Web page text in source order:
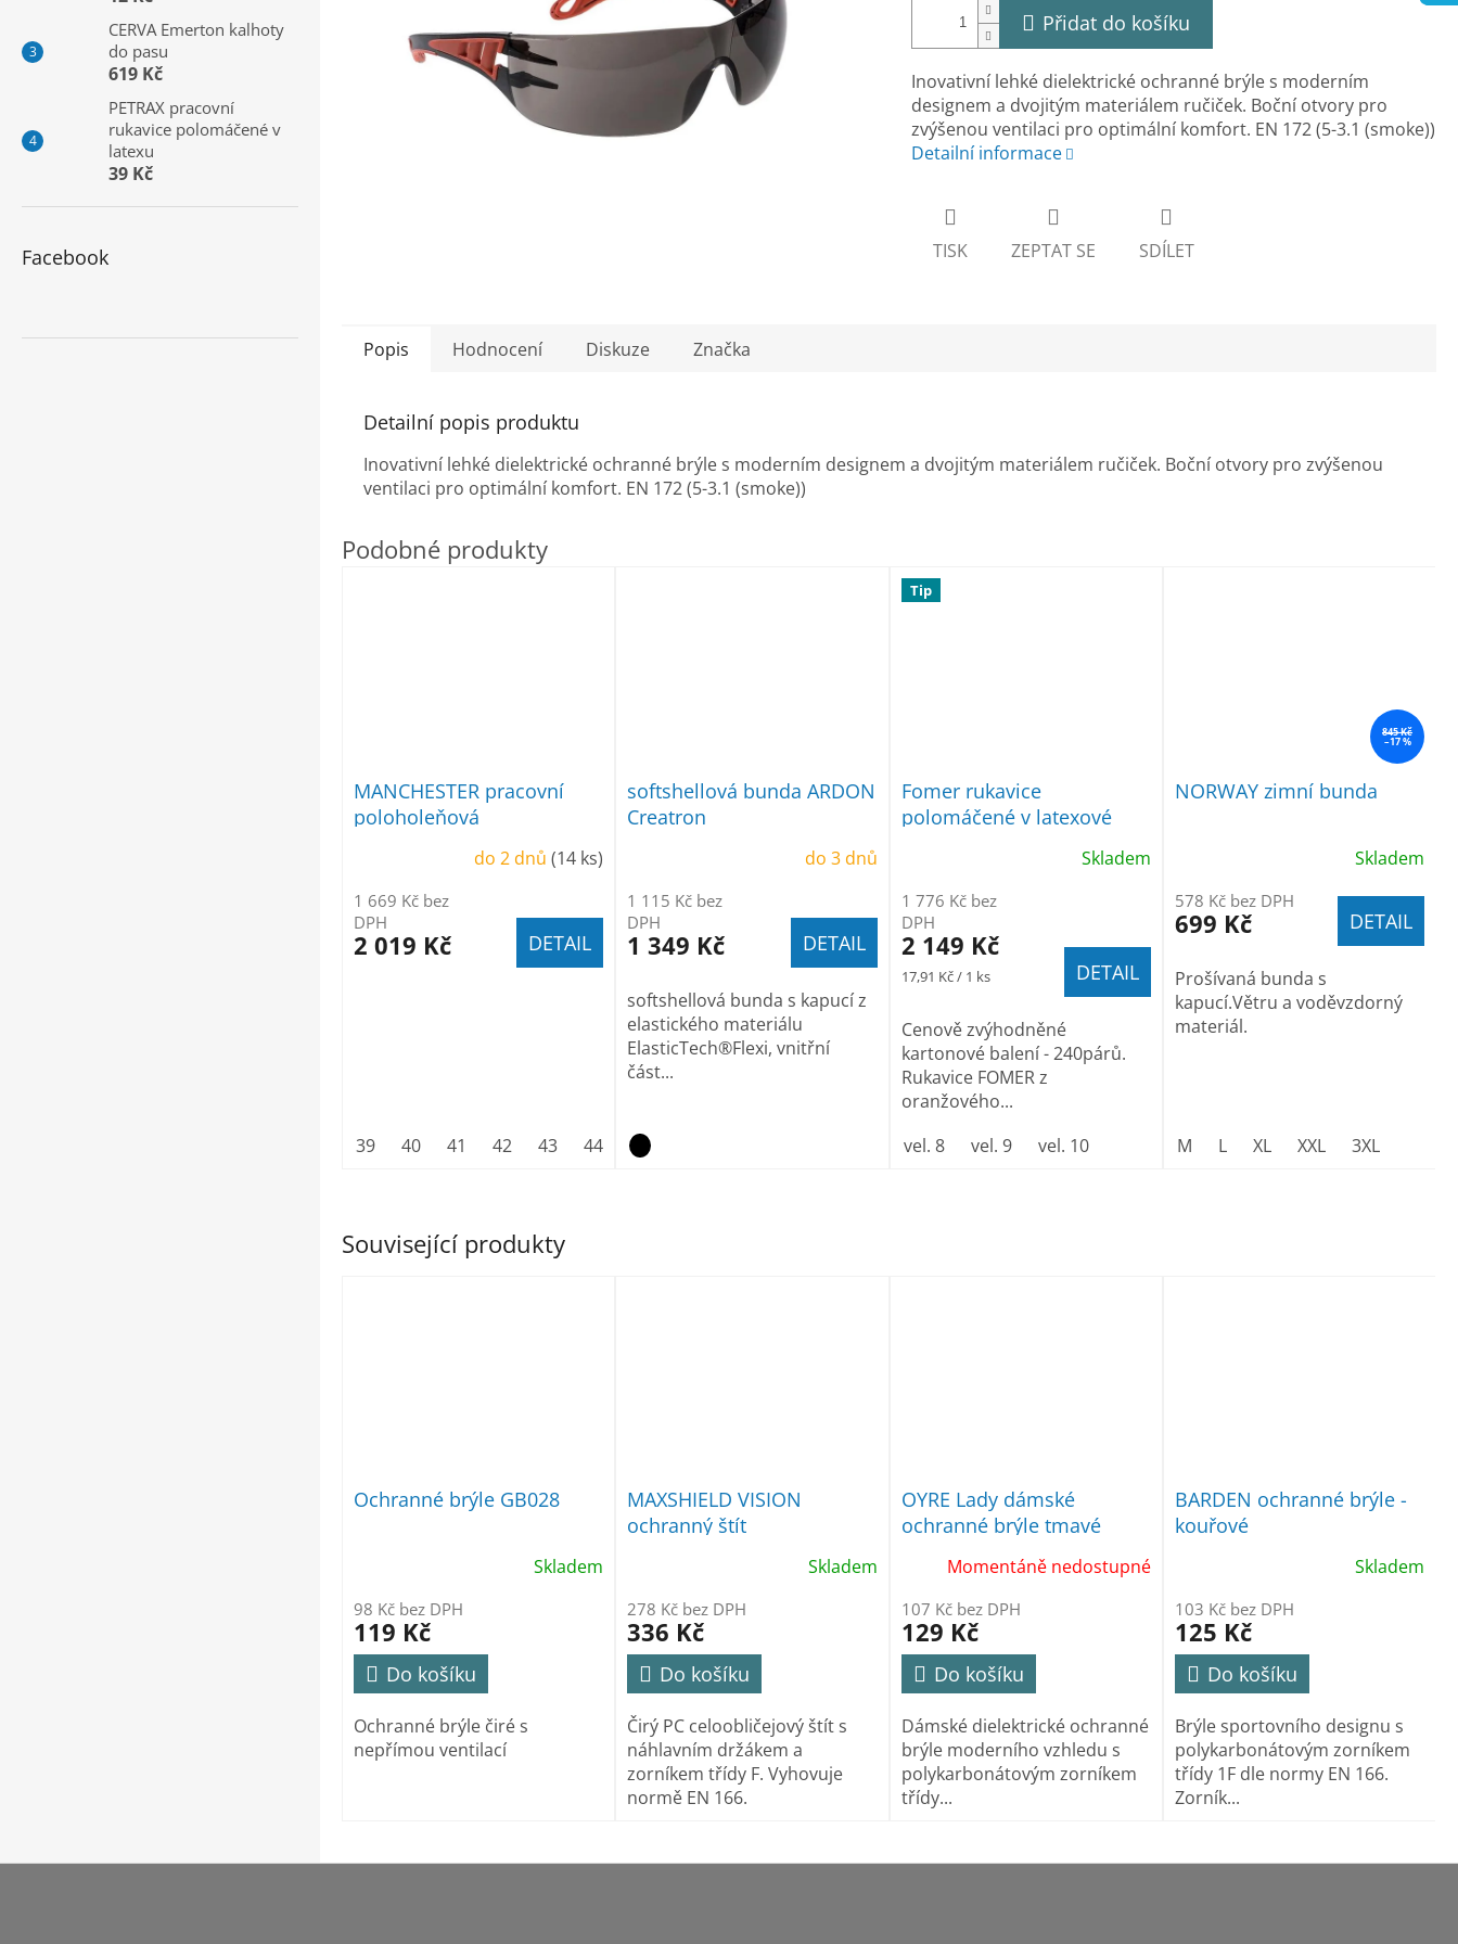
CERVA Emerton kalhoty
do pasu
619 Kč
PETRAX pracovní
rukavice polomáčené v
latexu
39 Kč
Facebook
Přidat do košíku
Inovativní lehké dielektrické ochranné brýle s moderním
designem a dvojitým materiálem ručiček. Boční otvory pro
zvýšenou ventilaci pro optimální komfort. EN 172 (5-3.1 (smoke))
Detailní informace
TISK ZEPTAT SE SDÍLET
Související produkty
Ochranné brýle GB028
Skladem
98 Kč bez DPH
119 Kč
Do košíku
Ochranné brýle čiré s
nepřímou ventilací
MAXSHIELD VISION
ochranný štít
Skladem
278 Kč bez DPH
336 Kč
Do košíku
Čirý PC celoobličejový štít s
náhlavním držákem a
zorníkem třídy F. Vyhovuje
normě EN 166.
OYRE Lady dámské
ochranné brýle tmavé
Momentáně nedostupné
107 Kč bez DPH
129 Kč
Do košíku
Dámské dielektrické ochranné
brýle moderního vzhledu s
polykarbonátovým zorníkem
třídy...
BARDEN ochranné brýle -
kouřové
Skladem
103 Kč bez DPH
125 Kč
Do košíku
Brýle sportovního designu s
polykarbonátovým zorníkem
třídy 1F dle normy EN 166.
Zorník...
Popis Hodnocení Diskuze Značka
Detailní popis produktu
Inovativní lehké dielektrické ochranné brýle s moderním designem a dvojitým materiálem ručiček. Boční otvory pro zvýšenou
ventilaci pro optimální komfort. EN 172 (5-3.1 (smoke))
MANCHESTER pracovní
poloholeňová
do 2 dnů(14 ks)
1 669 Kč bez
DPH
2 019 Kč DETAIL
39 40 41 42 43 44 45
softshellová bunda ARDON
Creatron
do 3 dnů
1 115 Kč bez
DPH
1 349 Kč DETAIL
softshellová bunda s kapucí z
elastického materiálu
ElasticTech®Flexi, vnitřní
část...
Tip
Fomer rukavice
polomáčené v latexové
Skladem
1 776 Kč bez
DPH
2 149 Kč
Měrná
17,91 Kč / 1 ks DETAIL
Cenově zvýhodněné
kartonové balení - 240párů.
Rukavice FOMER z
oranžového...
vel. 8
vel. 9 vel. 10
845 Kč
–17 %
NORWAY zimní bunda
Skladem
578 Kč bez DPH
699 Kč DETAIL
Prošívaná bunda s
kapucí.Větru a voděvzdorný
materiál.
M L XL XXL 3XL
Z